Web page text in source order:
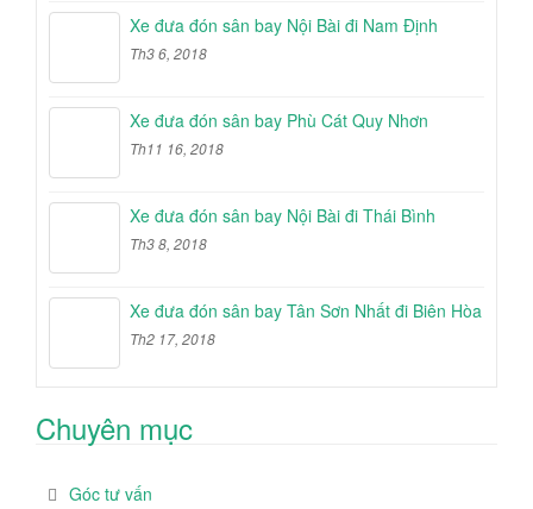
Xe đưa đón sân bay Nội Bài đi Nam Định
Th3 6, 2018
Xe đưa đón sân bay Phù Cát Quy Nhơn
Th11 16, 2018
Xe đưa đón sân bay Nội Bài đi Thái Bình
Th3 8, 2018
Xe đưa đón sân bay Tân Sơn Nhất đi Biên Hòa
Th2 17, 2018
Chuyên mục
Góc tư vấn